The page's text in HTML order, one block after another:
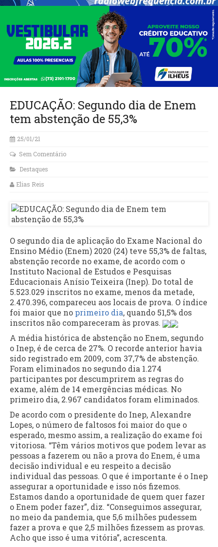
EDUCAÇÃO: Segundo dia de Enem
tem abstenção de 55,3%
25/01/21
Sem Comentário
Destaques
Elias Reis
O segundo dia de aplicação do Exame Nacional do
Ensino Médio (Enem) 2020 (24) teve 55,3% de faltas,
abstenção recorde no exame, de acordo com o
Instituto Nacional de Estudos e Pesquisas
Educacionais Anísio Teixeira (Inep). Do total de
5.523.029 inscritos no exame, menos da metade,
2.470.396, compareceu aos locais de prova. O índice
foi maior que no primeiro dia, quando 51,5% dos
inscritos não compareceram às provas.
A média histórica de abstenção no Enem, segundo
o Inep, é de cerca de 27%. O recorde anterior havia
sido registrado em 2009, com 37,7% de abstenção.
Foram eliminados no segundo dia 1.274
participantes por descumprirem as regras do
exame, além de 14 emergências médicas. No
primeiro dia, 2.967 candidatos foram eliminados.
De acordo com o presidente do Inep, Alexandre
Lopes, o número de faltosos foi maior do que o
esperado, mesmo assim, a realização do exame foi
vitoriosa. “Têm vários motivos que podem levar as
pessoas a fazerem ou não a prova do Enem, é uma
decisão individual e eu respeito a decisão
individual das pessoas. O que é importante é o Inep
assegurar a oportunidade e isso nós fizemos.
Estamos dando a oportunidade de quem quer fazer
o Enem poder fazer”, diz. “Conseguimos assegurar,
no meio da pandemia, que 5,6 milhões pudessem
fazer a prova e que 2,5 milhões fizessem as provas.
Acho que isso é uma vitória”, acrescenta.